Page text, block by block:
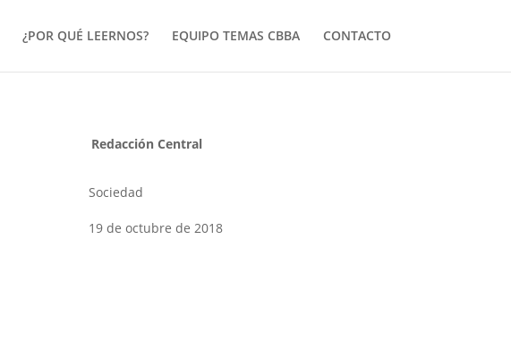
¿POR QUÉ LEERNOS? EQUIPO TEMAS CBBA CONTACTO
Redacción Central
Sociedad
19 de octubre de 2018